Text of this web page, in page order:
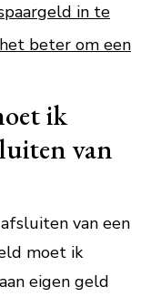
in te
beter om een
ik
van
van een
moet ik
eigen geld